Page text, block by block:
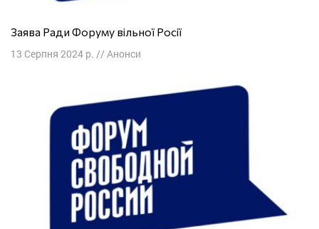
Заява Ради Форуму вільної Росії
13 Серпня 2024 р. // Анонси